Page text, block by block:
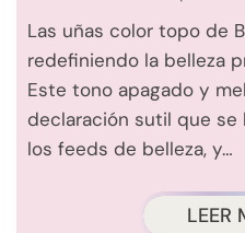
Las uñas color topo de
redefiniendo la belleza
Este tono apagado y
declaración sutil que
los feeds de belleza, y…
LEER